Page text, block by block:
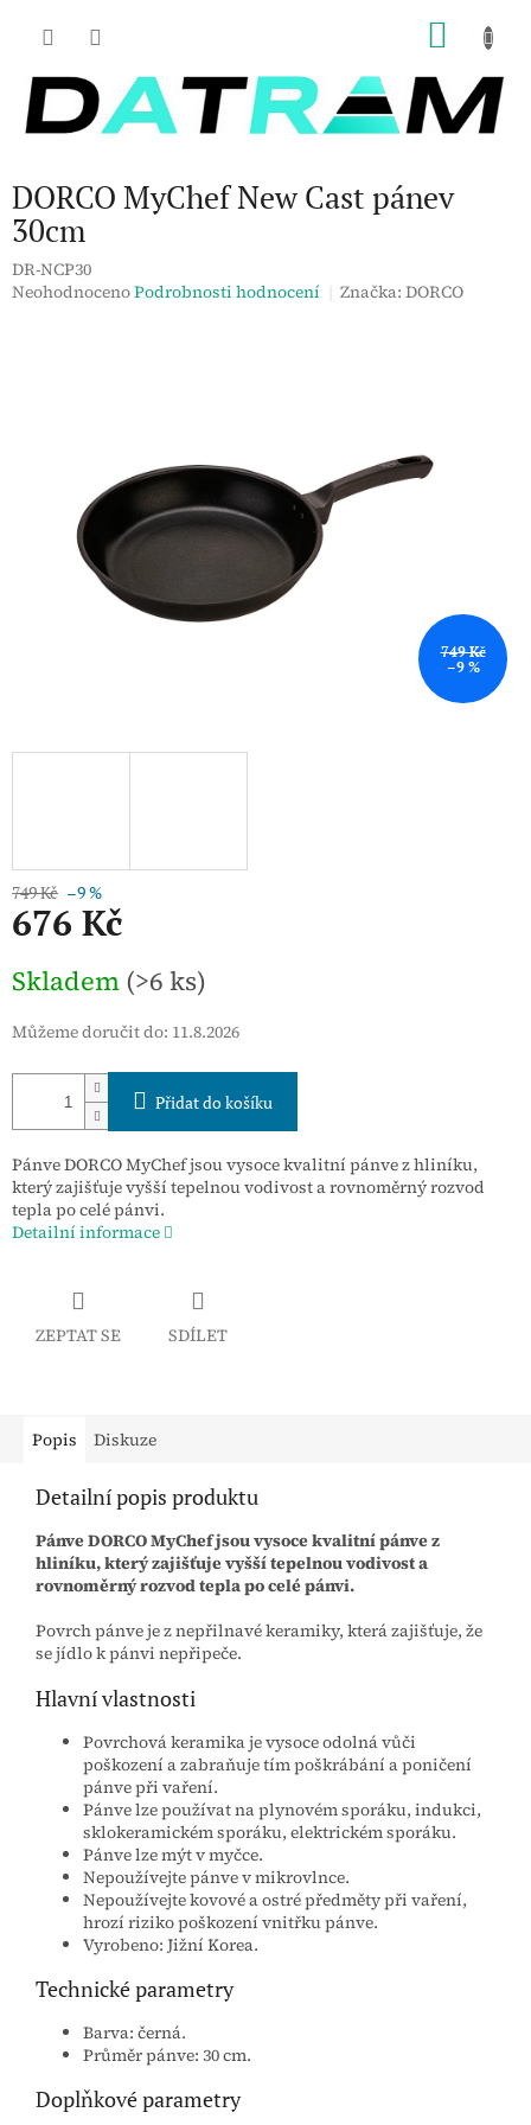
DORCO MyChef New Cast pánev
30cm
DR-NCP30
Průměrné
NeohodnocenoPodrobnosti hodnocení Značka:DORCO
749 Kč
–9 %
749 Kč –9 %
676 Kč
cena:
Skladem (>6 ks)
Můžeme doručit do: 11.8.2026
Přidat do košíku
Pánve DORCO MyChef jsou vysoce kvalitní pánve z hliníku,
který zajišťuje vyšší tepelnou vodivost a rovnoměrný rozvod
tepla po celé pánvi.
Detailní informace
ZEPTAT SE SDÍLET
Popis Diskuze
Detailní popis produktu
Pánve DORCO MyChef jsou vysoce kvalitní pánve z
hliníku, který zajišťuje vyšší tepelnou vodivost a
rovnoměrný rozvod tepla po celé pánvi.
Povrch pánve je z nepřilnavé keramiky, která zajišťuje, že
se jídlo k pánvi nepřipeče.
Hlavní vlastnosti
Povrchová keramika je vysoce odolná vůči
poškození a zabraňuje tím poškrábání a poničení
pánve při vaření.
Pánve lze používat na plynovém sporáku, indukci,
sklokeramickém sporáku, elektrickém sporáku.
Pánve lze mýt v myčce.
Nepoužívejte pánve v mikrovlnce.
Nepoužívejte kovové a ostré předměty při vaření,
hrozí riziko poškození vnitřku pánve.
Vyrobeno: Jižní Korea.
Technické parametry
Barva: černá.
Průměr pánve: 30 cm.
Doplňkové parametry